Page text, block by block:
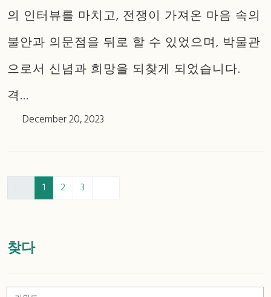
의 인터뷰를 마치고, 전쟁이 가져온 마음 속의
불안과 의문점을 뒤로 할 수 있었으며, 박물관
으로서 신념과 희망을 되찾게 되었습니다.
격...
December 20, 2023
1 2 3
찾다